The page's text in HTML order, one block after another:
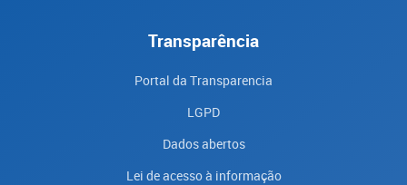
Transparência
Portal da Transparencia
LGPD
Dados abertos
Lei de acesso à informação